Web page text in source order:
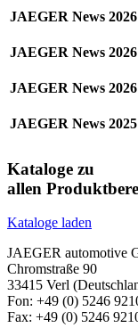
JAEGER News
JAEGER News
JAEGER News
JAEGER News
Kataloge zu
allen
Kataloge laden
JAEGER automotive
Chromstraße 90
33415 Verl
Fon: +49 (0) 5246
Fax: +49 (0) 5246